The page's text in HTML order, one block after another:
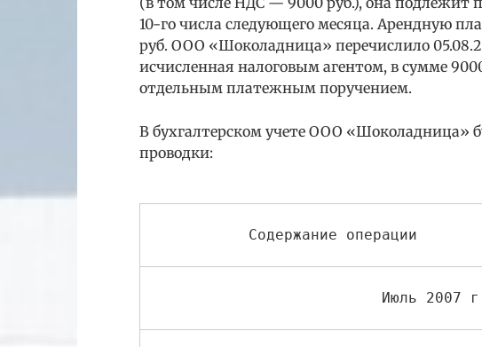
10-го числа следующего месяца. Арендную
руб. ООО «Шоколадница» перечислило
исчисленная налоговым агентом, в сумме
отдельным платежным поручением.
В бухгалтерском учете ООО «Шоколадница»
проводки:
Содержание